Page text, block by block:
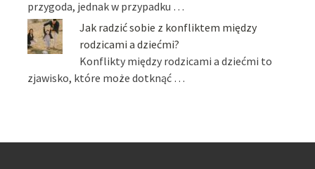
przygoda, jednak w przypadku …
Jak radzić sobie z konfliktem między
rodzicami a dziećmi?
Konflikty między rodzicami a dziećmi to
zjawisko, które może dotknąć …